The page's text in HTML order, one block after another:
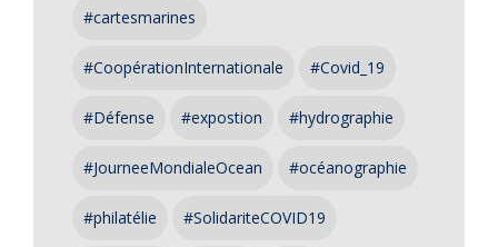
#cartesmarines
#CoopérationInternationale #Covid_19
#Défense #expostion #hydrographie
#JourneeMondialeOcean #océanographie
#philatélie #SolidariteCOVID19